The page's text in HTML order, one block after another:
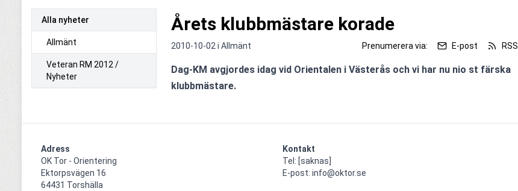
Alla nyheter
Allmänt
Veteran RM 2012 /
Nyheter
Årets klubbmästare korade
2010-10-02 i Allmänt Prenumerera via: E-post RSS
Dag-KM avgjordes idag vid Orientalen i Västerås och vi har nu nio st färska
klubbmästare.
Adress
OK Tor - Orientering
Ektorpsvägen 16
64431 Torshälla
Kontakt
Tel: [saknas]
E-post: info@oktor.se